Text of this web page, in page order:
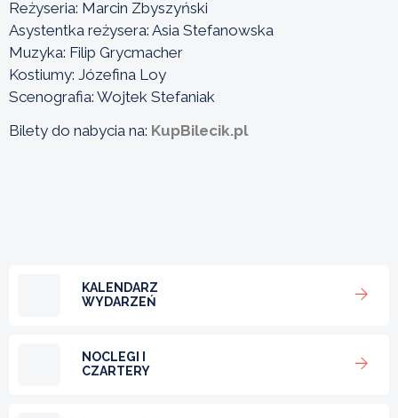
Reżyseria: Marcin Zbyszyński
Asystentka reżysera: Asia Stefanowska
Muzyka: Filip Grycmacher
Kostiumy: Józefina Loy
Scenografia: Wojtek Stefaniak
Bilety do nabycia na: KupBilecik.pl
KALENDARZ
WYDARZEŃ
NOCLEGI I
CZARTERY